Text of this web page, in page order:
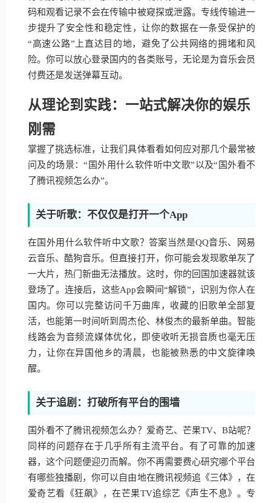
码和观看记录不会在传输中被窥探或泄露。专线传输进一
步提升了安全性和稳定性，让你的数据在一条受保护的
“高速公路”上直达目的地，避免了公共网络的拥堵和风
险。你可以放心登录国内的各类账号，无论是为音乐会员
付费还是发送弹幕互动。
从理论到实践：一站式解决你的娱乐
刚需
掌握了挑选标准，让我们具体看看如何应对那几个最常被
问及的场景：“国外用什么软件听中文歌”以及“国外看不
了腾讯视频怎么办”。
关于听歌：不仅仅是打开一个App
在国外用什么软件听中文歌？答案当然是QQ音乐、网易
云音乐、酷狗音乐。但直接打开，你可能会发现歌单灰了
一大片，热门新曲无法播放。这时，你的回国加速器就该
登场了。连接后，这些App会瞬间“解锁”，识别为你人在
国内。你可以完整访问千万曲库，收藏的旧歌单全部复
活，也能第一时间听到周杰伦、林俊杰的最新单曲。智能
线路会为音频流媒体优化，即使收听无损音质也毫无压
力，让你在异国他乡的清晨，也能被熟悉的中文旋律唤
醒。
关于追剧：打破所有平台的围墙
国外看不了腾讯视频怎么办？爱奇艺、芒果TV、B站呢？
同样的问题存在于几乎所有主流平台。有了可靠的加速
器，这个问题便迎刃而解。你不再需要费心研究哪个平台
有哪些独播剧，你可以自由地在腾讯视频追《三体》，在
爱奇艺看《狂飙》，在芒果TV追综艺《声生不息》。专